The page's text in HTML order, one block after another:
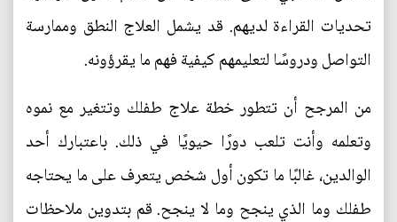
تحديات القراءة لديهم. قد يشمل العلاج النطق وممارسة
التواصل ودروسًا لتعليمهم كيفية فهم ما يقرؤونه.
من المرجح أن تتطور خطة علاج طفلك وتتغير مع نموه
وتعلمه وأنت تلعب دورًا حيويًا في ذلك. باعتبارك أحد
الوالدين، غالبًا ما تكون أول شخص يتعرف على ما يحتاجه
طفلك وما الذي ينجح وما لا ينجح. قم بتدوين ملاحظات